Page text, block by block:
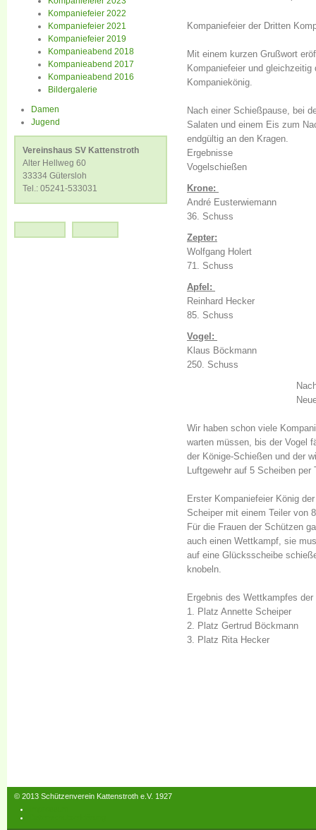
Kompaniefeier 2022
Kompaniefeier 2021
Kompaniefeier 2019
Kompanieabend 2018
Kompanieabend 2017
Kompanieabend 2016
Bildergalerie
Damen
Jugend
Vereinshaus SV Kattenstroth
Alter Hellweg 60
33334 Gütersloh
Tel.: 05241-533031
Kompaniefeier der Dritten
Mit einem kurzen Grußwort
Kompaniefeier und
Kompaniekönig.
Nach einer Schießpause, bei
Salaten und einem Eis zum
endgültig an den Kragen.
Ergebnisse
Vogelschießen
Krone:
André Eusterwiemann
36. Schuss
Zepter:
Wolfgang Holert
71. Schuss
Apfel:
Reinhard Hecker
85. Schuss
Vogel:
Klaus Böckmann
250. Schuss
Wir haben schon viele
warten müssen, bis der Vogel
der Könige-Schießen und der
Luftgewehr auf 5 Scheiben per
Erster Kompaniefeier König
Scheiper mit einem Teiler von
Für die Frauen der Schützen
auch einen Wettkampf, sie
auf eine Glücksscheibe
knobeln.
Ergebnis des Wettkampfes der
1. Platz Annette Scheiper
2. Platz Gertrud Böckmann
3. Platz Rita Hecker
© 2013 Schützenverein Kattenstroth e.V. 1927